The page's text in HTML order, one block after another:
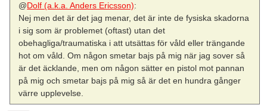
@Dolf (a.k.a. Anders Ericsson):
Nej men det är det jag menar, det är inte de fysiska skadorna
i sig som är problemet (oftast) utan det
obehagliga/traumatiska i att utsättas för våld eller trängande
hot om våld. Om någon smetar bajs på mig när jag sover så
är det äcklande, men om någon sätter en pistol mot pannan
på mig och smetar bajs på mig så är det en hundra gånger
värre upplevelse.